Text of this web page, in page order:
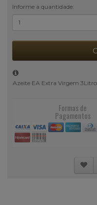
Informe a quantidade:
Azeite EA Extra Virgem
Formas de
Pagamentos